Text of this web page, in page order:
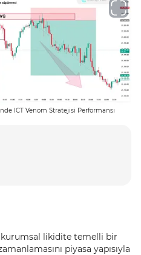
ICT Venom Stratejisi Performansı
likidite temelli bir
piyasa yapısıyla